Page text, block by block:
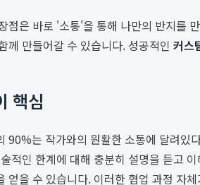
점은 바로 '소통'을 통해 나만의 반지를
께 만들어갈 수 있습니다. 성공적인 커스
핵심
90%는 작가와의 원활한 소통에 달려있
적인 한계에 대해 충분히 설명을 듣고
얻을 수 있습니다. 이러한 협업 과정 자